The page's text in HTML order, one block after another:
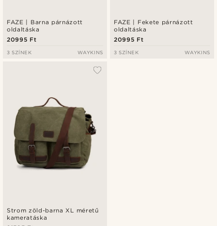
FAZE | Barna párnázott
oldaltáska
20995 Ft
3 SZÍNEK WAYKINS
FAZE | Fekete párnázott
oldaltáska
20995 Ft
3 SZÍNEK WAYKINS
Strom zöld-barna XL méretű
kameratáska